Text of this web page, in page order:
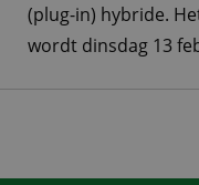
(plug-in) hybride.
wordt dinsdag 13